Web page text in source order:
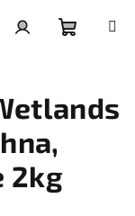
košík
2kg